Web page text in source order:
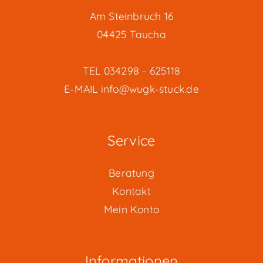
Am Steinbruch 16
04425 Taucha
TEL 034298 - 625118
E-MAIL info@wugk-stuck.de
Service
Beratung
Kontakt
Mein Konto